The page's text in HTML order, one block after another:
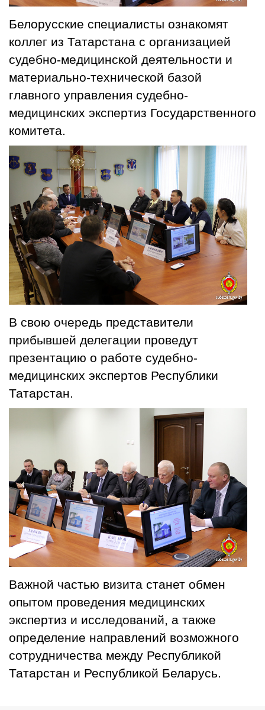
Белорусские специалисты ознакомят
коллег из Татарстана с организацией
судебно-медицинской деятельности и
материально-технической базой
главного управления судебно-
медицинских экспертиз Государственного
комитета.
В свою очередь представители
прибывшей делегации проведут
презентацию о работе судебно-
медицинских экспертов Республики
Татарстан.
Важной частью визита станет обмен
опытом проведения медицинских
экспертиз и исследований, а также
определение направлений возможного
сотрудничества между Республикой
Татарстан и Республикой Беларусь.